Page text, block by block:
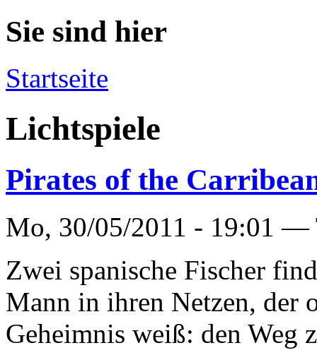
Sie sind hier
Startseite
Lichtspiele
Pirates of the
Mo, 30/05/2011 - 19:01 —
Zwei spanische Fischer
Mann in ihren Netzen, der
Geheimnis weiß: den Weg